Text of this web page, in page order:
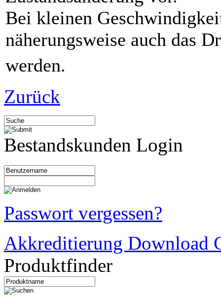
Bei kleinen
näherungsweise auch das
werden.
Zurück
Bestandskunden Login
Passwort vergessen?
Akkreditierung Download
Produktfinder